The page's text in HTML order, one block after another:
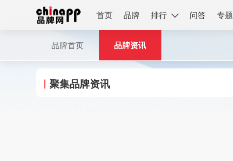
首页 品牌 排行 问答 专题
品牌首页 品牌资讯
聚集品牌资讯